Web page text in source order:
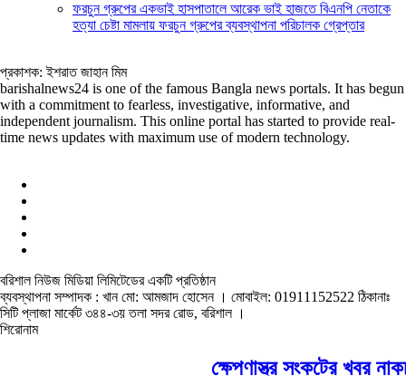
ফরচুন গ্রুপের একভাই হাসপাতালে আরেক ভাই হাজতে বিএনপি নেতাকে
হত্যা চেষ্টা মামলায় ফরচুন গ্রুপের ব্যবস্থাপনা পরিচালক গ্রেপ্তার
প্রকাশক: ইশরাত জাহান মিম
barishalnews24 is one of the famous Bangla news portals. It has begun
with a commitment to fearless, investigative, informative, and
independent journalism. This online portal has started to provide real-
time news updates with maximum use of modern technology.
বরিশাল নিউজ মিডিয়া লিমিটেডের একটি প্রতিষ্ঠান
ব্যবস্থাপনা সম্পাদক : খান মো: আমজাদ হোসেন । মোবাইল: 01911152522 ঠিকানাঃ
সিটি প্লাজা মার্কেট ৩৪৪-৩য় তলা সদর রোড, বরিশাল ।
শিরোনাম
ক্ষেপণাস্ত্র সংকটের খবর নাকচ